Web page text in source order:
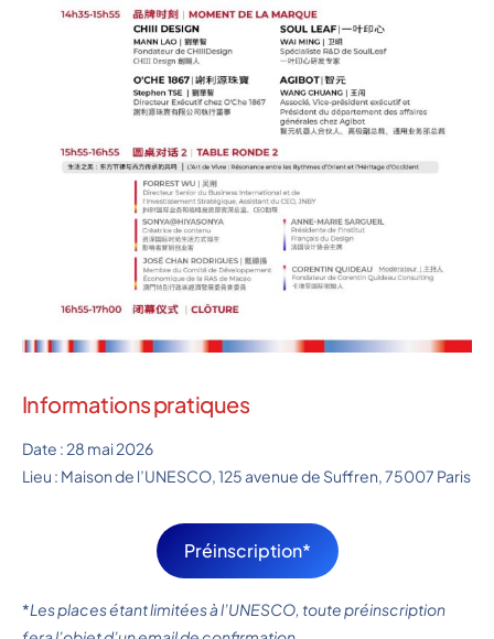
Informations pratiques
Date : 28 mai 2026
Lieu : Maison de l’UNESCO, 125 avenue de Suffren, 75007 Paris
Préinscription*
*Les places étant limitées à l’UNESCO, toute préinscription